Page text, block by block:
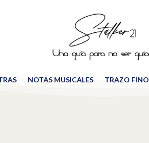
NOTAS MUSICALES TRAZO FINO